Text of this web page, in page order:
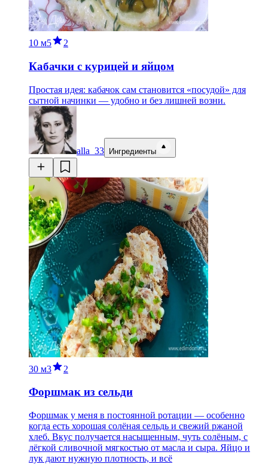
10 м5 2
Кабачки с курицей и яйцом
Простая идея: кабачок сам становится «посудой» для
сытной начинки — удобно и без лишней возни.
alla_33 Ингредиенты
30 м3 2
Форшмак из сельди
Форшмак у меня в постоянной ротации — особенно
когда есть хорошая солёная сельдь и свежий ржаной
хлеб. Вкус получается насыщенным, чуть солёным, с
лёгкой сливочной мягкостью от масла и сыра. Яйцо и
лук дают нужную плотность, и всё